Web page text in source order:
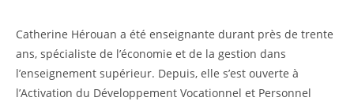
Catherine Hérouan a été enseignante durant près de trente
ans, spécialiste de l’économie et de la gestion dans
l’enseignement supérieur. Depuis, elle s’est ouverte à
l’Activation du Développement Vocationnel et Personnel